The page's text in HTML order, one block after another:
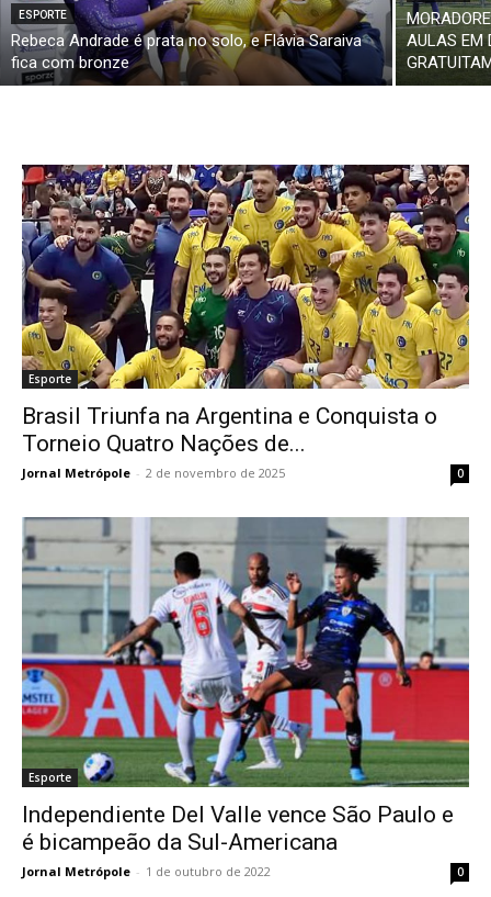
ESPORTE
Rebeca Andrade é prata no solo, e Flávia Saraiva
fica com bronze
AULAS EM
Esporte
Brasil Triunfa na Argentina e Conquista o
Torneio Quatro Nações de...
Jornal Metrópole - 2 de novembro de 2025 0
Esporte
Independiente Del Valle vence São Paulo e
é bicampeão da Sul-Americana
Jornal Metrópole - 1 de outubro de 2022 0